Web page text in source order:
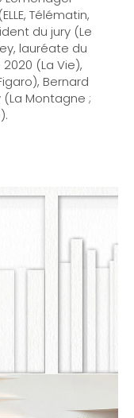
Télématin,
du jury (Le
lauréate du
(La Vie),
Bernard
(La Montagne ;